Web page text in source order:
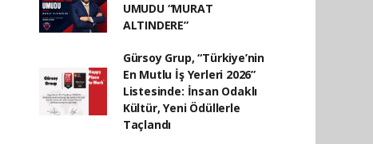
UMUDU “MURAT
ALTINDERE”
Gürsoy Grup, “Türkiye’nin
En Mutlu İş Yerleri 2026”
Listesinde: İnsan Odaklı
Kültür, Yeni Ödüllerle
Taçlandı